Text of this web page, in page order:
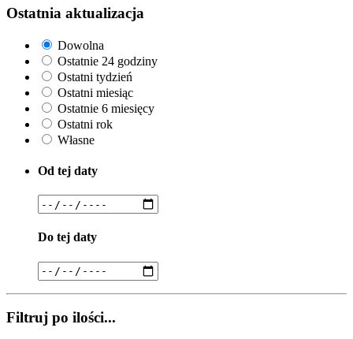
Ostatnia aktualizacja
Dowolna
Ostatnie 24 godziny
Ostatni tydzień
Ostatni miesiąc
Ostatnie 6 miesięcy
Ostatni rok
Własne
Od tej daty
Do tej daty
Filtruj po ilości...